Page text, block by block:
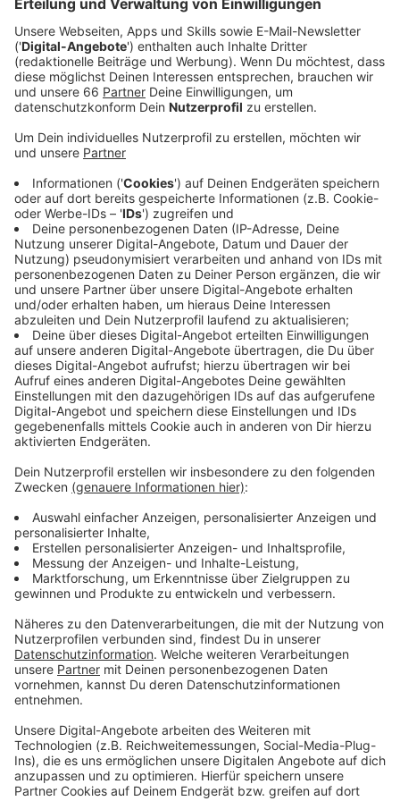
Anzeige
Am Sonntag dürfte es wieder voll amTonhallenufer
werden: Der zweite Fischmarkt
der Saison steht an.
Von 11 bis 17 Uhr können wir von Stand zu Stand
bieten neben kulinarischen Spezialitäten auch Weine,
Schmuck, Mode oder Blumen an. Außerdem können
sich Besucherinnen und Besucher über Live-Musik
freuen. Den Fischmarkt gibt es an insgesamt acht
Sonntagen im Jahr - der nächste ist dann wieder am
21. Juni.
Anzeige
Mehr Infos und Links zum Thema:
Anzeige
Alle Termine in diesem Jahr:
12. April | 03. Mai | 21. Juni | 12. Juli I 09. August | 13.
September | 11. Oktober | 08. November
So haben wir über den ersten Fischmarkt des Jahres
Hier geht es zu unserem Veranstaltungskalender
Anzeige
Folge uns für mehr News & Updates:
Anzeige